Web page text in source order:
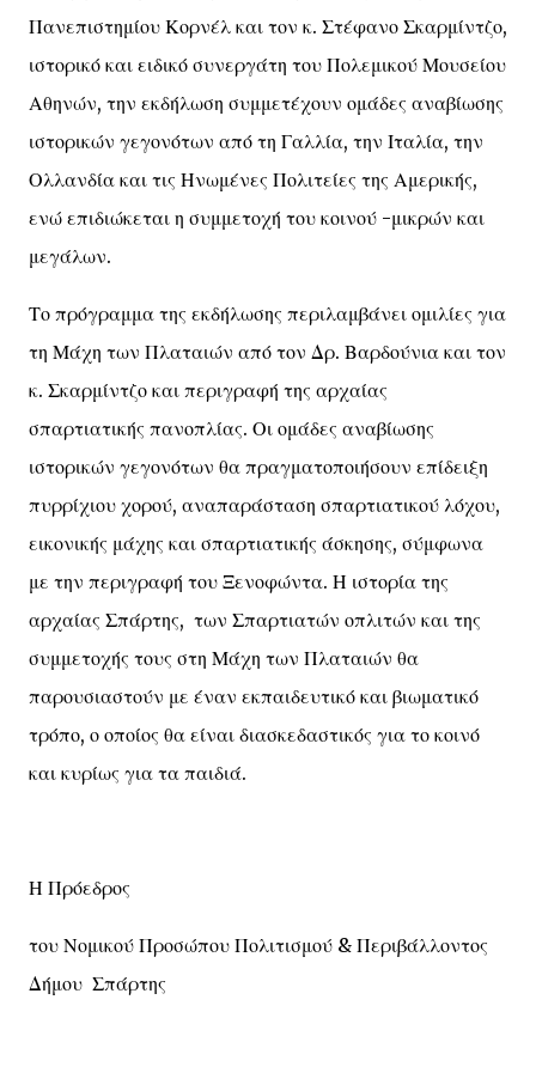
Πανεπιστημίου Κορνέλ και τον κ. Στέφανο Σκαρμίντζο,
ιστορικό και ειδικό συνεργάτη του Πολεμικού Μουσείου
Αθηνών, την εκδήλωση συμμετέχουν ομάδες αναβίωσης
ιστορικών γεγονότων από τη Γαλλία, την Ιταλία, την
Ολλανδία και τις Ηνωμένες Πολιτείες της Αμερικής,
ενώ επιδιώκεται η συμμετοχή του κοινού -μικρών και
μεγάλων.
Το πρόγραμμα της εκδήλωσης περιλαμβάνει ομιλίες για
τη Μάχη των Πλαταιών από τον Δρ. Βαρδούνια και τον
κ. Σκαρμίντζο και περιγραφή της αρχαίας
σπαρτιατικής πανοπλίας. Οι ομάδες αναβίωσης
ιστορικών γεγονότων θα πραγματοποιήσουν επίδειξη
πυρρίχιου χορού, αναπαράσταση σπαρτιατικού λόχου,
εικονικής μάχης και σπαρτιατικής άσκησης, σύμφωνα
με την περιγραφή του Ξενοφώντα. Η ιστορία της
αρχαίας Σπάρτης, των Σπαρτιατών οπλιτών και της
συμμετοχής τους στη Μάχη των Πλαταιών θα
παρουσιαστούν με έναν εκπαιδευτικό και βιωματικό
τρόπο, ο οποίος θα είναι διασκεδαστικός για το κοινό
και κυρίως για τα παιδιά.
Η Πρόεδρος
του Νομικού Προσώπου Πολιτισμού & Περιβάλλοντος
Δήμου Σπάρτης